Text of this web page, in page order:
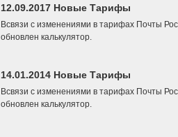
12.09.2017 Новые Тарифы
Всвязи с изменениями в тарифах Почты
обновлен калькулятор.
14.01.2014 Новые Тарифы
Всвязи с изменениями в тарифах Почты
обновлен калькулятор.